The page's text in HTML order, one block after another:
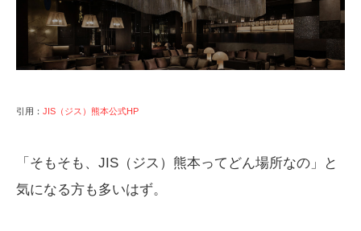
引用： JIS（ジス）熊本公式HP
「そもそも、JIS（ジス）熊本ってどん場所なの」と
気になる方も多いはず。